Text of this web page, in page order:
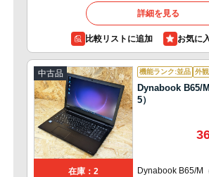
詳細を見る
比較リストに追加
中古品
在庫：2
機能ランク:並品 外
Dynabook B65/
5）
Dynabook B65/M